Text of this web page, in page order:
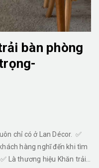
bàn phòng
chỉ có ở Lan Décor. ✅
hàng nghĩ đến khi tìm
Là thương hiệu Khăn trải